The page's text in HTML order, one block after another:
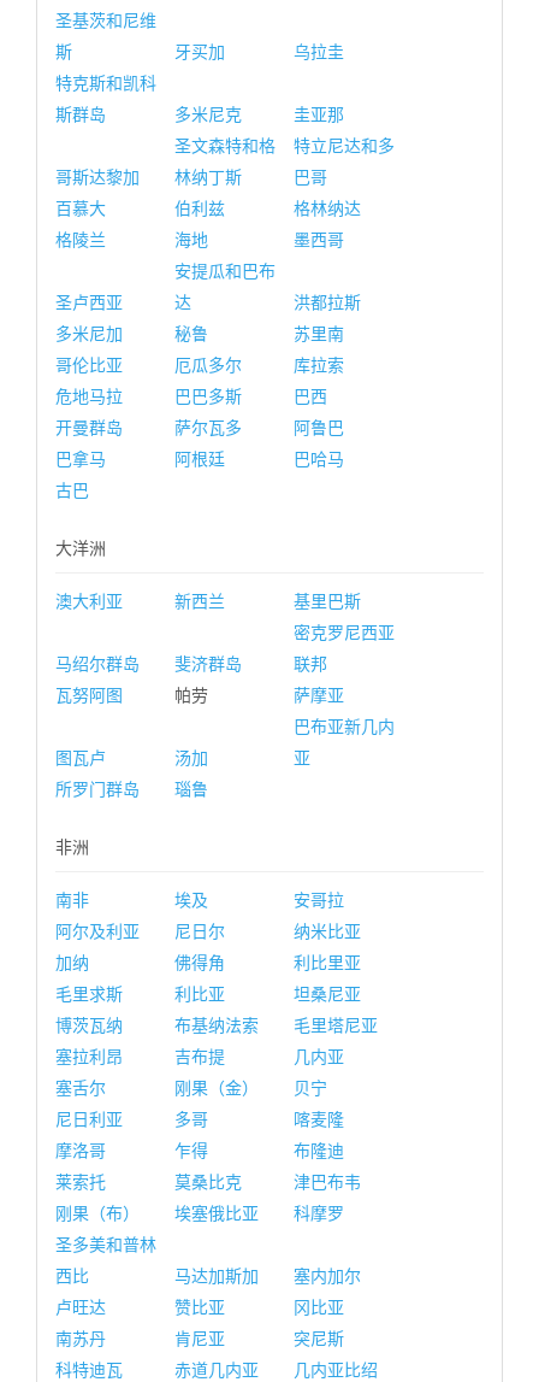
圣基茨和尼维
斯
牙买加
乌拉圭
特克斯和凯科
斯群岛
多米尼克 圭亚那
哥斯达黎加
圣文森特和格
林纳丁斯
特立尼达和多
巴哥
百慕大
伯利兹
格林纳达
格陵兰
海地 墨西哥
圣卢西亚
安提瓜和巴布
达
洪都拉斯
多米尼加
秘鲁
苏里南
哥伦比亚
厄瓜多尔
库拉索
危地马拉
巴巴多斯
巴西
开曼群岛
萨尔瓦多
阿鲁巴
巴拿马
阿根廷
巴哈马
古巴
大洋洲
澳大利亚 新西兰 基里巴斯
马绍尔群岛 斐济群岛
密克罗尼西亚
联邦
瓦努阿图
帕劳 萨摩亚
图瓦卢 汤加
巴布亚新几内
亚
所罗门群岛
瑙鲁
非洲
南非 埃及
安哥拉
阿尔及利亚
尼日尔
纳米比亚
加纳
佛得角
利比里亚
毛里求斯
利比亚
坦桑尼亚
博茨瓦纳
布基纳法索
毛里塔尼亚
塞拉利昂
吉布提
几内亚
塞舌尔
刚果（金）
贝宁
尼日利亚
多哥
喀麦隆
摩洛哥
乍得
布隆迪
莱索托
莫桑比克
津巴布韦
刚果（布）
埃塞俄比亚
科摩罗
圣多美和普林
西比
马达加斯加
塞内加尔
卢旺达
赞比亚
冈比亚
南苏丹
肯尼亚
突尼斯
科特迪瓦
赤道几内亚 几内亚比绍